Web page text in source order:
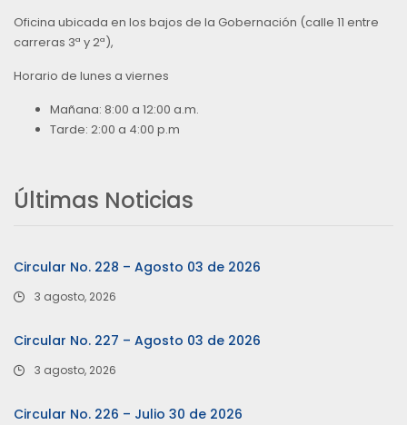
Oficina ubicada en los bajos de la Gobernación (calle 11 entre
carreras 3ª y 2ª),
Horario de lunes a viernes
Mañana: 8:00 a 12:00 a.m.
Tarde: 2:00 a 4:00 p.m
Últimas Noticias
Circular No. 228 – Agosto 03 de 2026
3 agosto, 2026
Circular No. 227 – Agosto 03 de 2026
3 agosto, 2026
Circular No. 226 – Julio 30 de 2026